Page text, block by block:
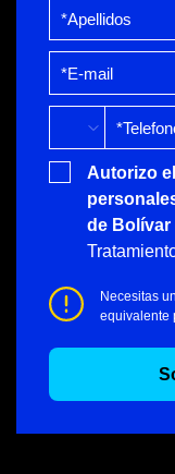
Autorizo
de Bolívar
Necesitas
equivalente